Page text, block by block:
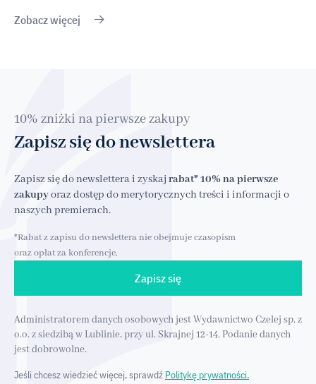
Zobacz więcej
10% zniżki na pierwsze zakupy
Zapisz się do newslettera
Zapisz się do newslettera i zyskaj rabat* 10% na pierwsze
zakupyoraz dostęp do merytorycznych treści i informacji o
naszych premierach.
*Rabat z zapisu do newslettera nie obejmuje czasopism
oraz opłat za konferencje.
Zapisz się
Administratorem danych osobowych jest Wydawnictwo Czelej sp. z
o.o. z siedzibą w Lublinie, przy ul. Skrajnej 12-14. Podanie danych
jest dobrowolne.
Jeśli chcesz wiedzieć więcej, sprawdź Politykę prywatności.